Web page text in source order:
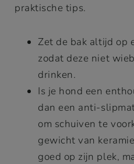
praktische tips.
Zet de bak altijd op
zodat deze niet
drinken.
Is je hond een
dan een anti-
om schuiven te
gewicht van
goed op zijn plek,